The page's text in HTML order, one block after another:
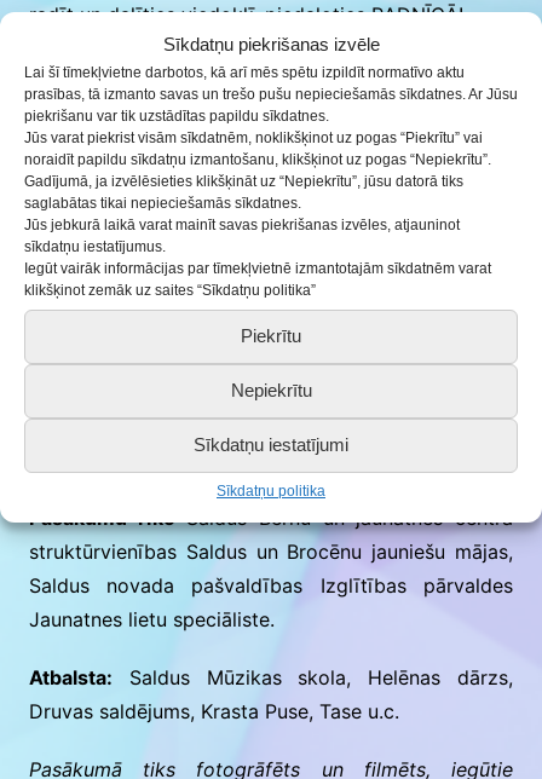
Sīkdatņu piekrišanas izvēle
Lai šī tīmekļvietne darbotos, kā arī mēs spētu izpildīt normatīvo aktu
prasības, tā izmanto savas un trešo pušu nepieciešamās sīkdatnes. Ar Jūsu
piekrišanu var tik uzstādītas papildu sīkdatnes.
Jūs varat piekrist visām sīkdatnēm, noklikšķinot uz pogas “Piekrītu” vai
noraidīt papildu sīkdatņu izmantošanu, klikšķinot uz pogas “Nepiekrītu”.
Gadījumā, ja izvēlēsieties klikšķināt uz “Nepiekrītu”, jūsu datorā tiks
saglabātas tikai nepieciešamās sīkdatnes.
Jūs jebkurā laikā varat mainīt savas piekrišanas izvēles, atjauninot
sīkdatņu iestatījumus.
Iegūt vairāk informācijas par tīmekļvietnē izmantotajām sīkdatnēm varat
klikšķinot zemāk uz saites “Sīkdatņu politika”
Piekrītu
Nepiekrītu
Sīkdatņu iestatījumi
Sīkdatņu politika
radīt un dalīties viedoklī, piedaloties RADNĪCĀ!
* Uzdevumu trasīte ir projekta “Darbs ar jaunatni
Saldus novadā – Nākamais solis” aktivitāte, Projekts
īstenots Izglītības un zinātnes ministrijas Jaunatnes
politikas valsts programmas 2022.-2024. gadam
valsts budžeta finansējuma ietvaros.
* Uzdevumu trasītē dalībnieki startēs komandās, tās
tiks veidotas pasākuma dienā
Lai uzzinātu par jauniešu aktualitātēm, esi Saldus
novada jauniešu, Saldus jauniešu mājas un
Brocēnu jauniešu mājas Facebook un Instagram
Pasākumu rīkoSaldus Bērnu un jaunatnes centra
struktūrvienības Saldus un Brocēnu jauniešu mājas,
Saldus novada pašvaldības Izglītības pārvaldes
Jaunatnes lietu speciāliste.
Atbalsta: Saldus Mūzikas skola, Helēnas dārzs,
Druvas saldējums, Krasta Puse, Tase u.c.
Pasākumā tiks fotogrāfēts un filmēts, iegūtie